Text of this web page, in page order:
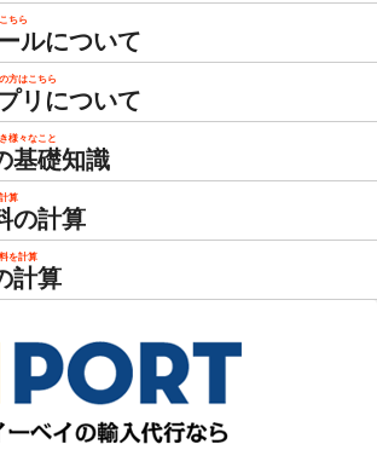
ちら
ルについて
方はこちら
リについて
様々なこと
基礎知識
算
の計算
を計算
計算